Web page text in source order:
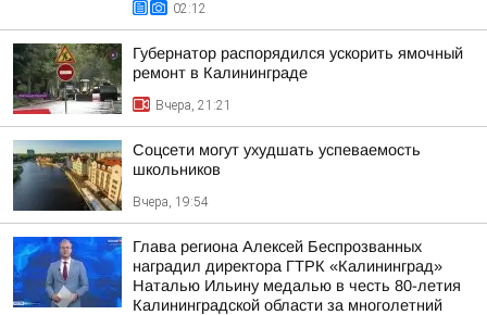
02:12
Губернатор распорядился ускорить ямочный
ремонт в Калининграде
Вчера, 21:21
Соцсети могут ухудшать успеваемость
школьников
Вчера, 19:54
Глава региона Алексей Беспрозванных
наградил директора ГТРК «Калининград»
Наталью Ильину медалью в честь 80-летия
Калининградской области за многолетний